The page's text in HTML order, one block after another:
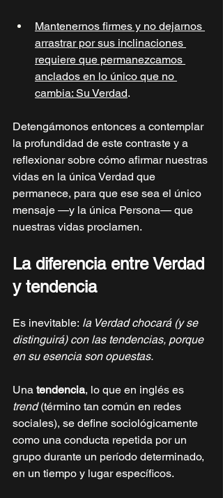
Mantenernos firmes y no dejarnos
arrastrar por sus inclinaciones
requiere que permanezcamos
anclados en lo único que no
cambia: Su Verdad.
Detengámonos entonces a contemplar
la profundidad de este contraste y a
reflexionar sobre cómo afirmar nuestras
vidas en la única Verdad que
permanece, para que ese sea el único
mensaje —y la única Persona— que
nuestras vidas proclamen.
La diferencia entre Verdad
y tendencia
Es inevitable: la Verdad chocará (y se
distinguirá) con las tendencias, porque
en su esencia son opuestas.
Una tendencia, lo que en inglés es
trend (término tan común en redes
sociales), se define sociológicamente
como una conducta repetida por un
grupo durante un período determinado,
en un tiempo y lugar específicos.